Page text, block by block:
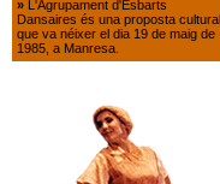
» L'Agrupament d'Esbarts
Dansaires és una proposta cultural
que va néixer el dia 19 de maig de
1985, a Manresa.